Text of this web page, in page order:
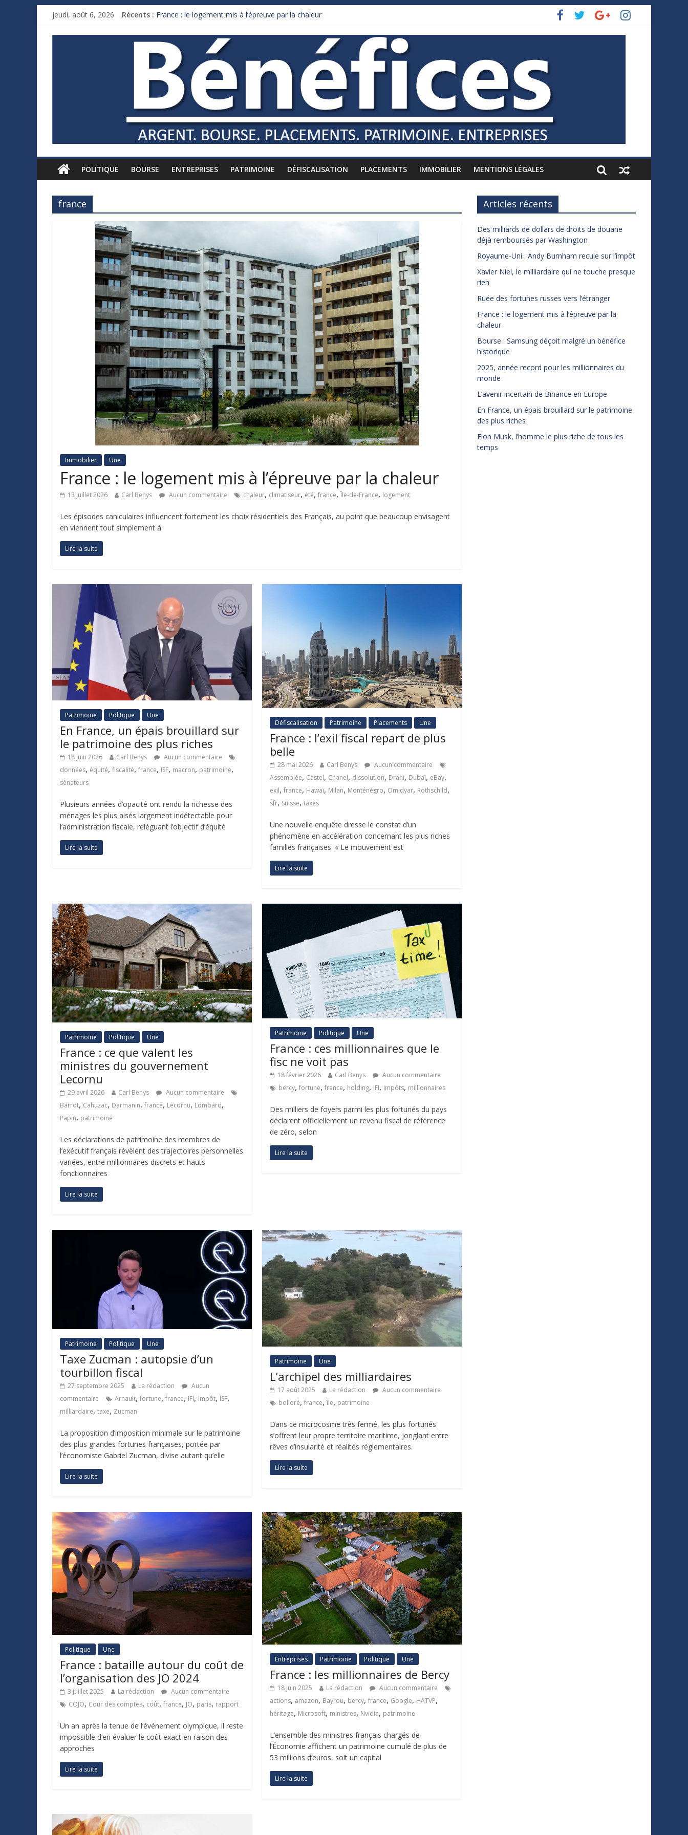
jeudi, août 6, 2026 Récents : France : le logement mis à l’épreuve par la chaleur
Royaume-Uni : Andy Burnham recule sur l’impôt
Xavier Niel, le milliardaire qui ne touche presque rien
Ruée des fortunes russes vers l’étranger
POLITIQUE BOURSE ENTREPRISES PATRIMOINE DÉFISCALISATION PLACEMENTS IMMOBILIER MENTIONS LÉGALES
france
Immobilier Une
France : le logement mis à l’épreuve par la chaleur
13 juillet 2026 Carl Benys Aucun commentaire chaleur, climatiseur, été, france,Île-de-France, logement
Les épisodes caniculaires influencent fortement les choix résidentiels des Français, au point que beaucoup envisagent
en viennent tout simplement à
Lire la suite
Patrimoine Politique Une
En France, un épais brouillard sur
le patrimoine des plus riches
18 juin 2026 Carl Benys
Aucun commentaire
données, équité, fiscalité, france, ISF, macron, patrimoine,
sénateurs
Plusieurs années d’opacité ont rendu la richesse des
ménages les plus aisés largement indétectable pour
l’administration fiscale, reléguant l’objectif d’équité
Lire la suite
Défiscalisation Patrimoine Placements Une
France : l’exil fiscal repart de plus
belle
28 mai 2026 Carl Benys
Aucun commentaire
Assemblée, Castel, Chanel, dissolution, Drahi, Dubaï, eBay,
exil,france, Hawaï, Milan, Monténégro, Omidyar, Rothschild,
sfr, Suisse,taxes
Une nouvelle enquête dresse le constat d’un
phénomène en accélération concernant les plus riches
familles françaises. « Le mouvement est
Lire la suite
Patrimoine Politique Une
France : ce que valent les
ministres du gouvernement
Lecornu
29 avril 2026 Carl Benys
Aucun commentaire
Barrot, Cahuzac, Darmanin, france, Lecornu, Lombard,
Papin, patrimoine
Les déclarations de patrimoine des membres de
l’exécutif français révèlent des trajectoires personnelles
variées, entre millionnaires discrets et hauts
fonctionnaires
Lire la suite
Patrimoine Politique Une
France : ces millionnaires que le
fisc ne voit pas
18 février 2026 Carl Benys
Aucun commentaire
bercy,fortune,france, holding, IFI, impôts, millionnaires
Des milliers de foyers parmi les plus fortunés du pays
déclarent officiellement un revenu fiscal de référence
de zéro, selon
Lire la suite
Patrimoine Politique Une
Taxe Zucman : autopsie d’un
tourbillon fiscal
27 septembre 2025 La rédaction
Aucun
commentaire
Arnault, fortune, france, IFI, impôt, ISF,
milliardaire, taxe, Zucman
La proposition d’imposition minimale sur le patrimoine
des plus grandes fortunes françaises, portée par
l’économiste Gabriel Zucman, divise autant qu’elle
Lire la suite
Patrimoine Une
L’archipel des milliardaires
17 août 2025 La rédaction
Aucun commentaire
bolloré,france,île, patrimoine
Dans ce microcosme très fermé, les plus fortunés
s’offrent leur propre territoire maritime, jonglant entre
rêves d’insularité et réalités réglementaires.
Lire la suite
Politique Une
France : bataille autour du coût de
l’organisation des JO 2024
3 juillet 2025 La rédaction
Aucun commentaire
COJO, Cour des comptes, coût, france, JO, paris, rapport
Un an après la tenue de l’événement olympique, il reste
impossible d’en évaluer le coût exact en raison des
approches
Lire la suite
Entreprises Patrimoine Politique Une
France : les millionnaires de Bercy
18 juin 2025 La rédaction
Aucun commentaire
actions, amazon, Bayrou, bercy,france, Google, HATVP,
héritage, Microsoft, ministres, Nvidia, patrimoine
L’ensemble des ministres français chargés de
l’Économie affichent un patrimoine cumulé de plus de
53 millions d’euros, soit un capital
Lire la suite
Articles récents
Des milliards de dollars de droits de douane
déjà remboursés par Washington
Royaume-Uni : Andy Burnham recule sur l’impôt
Xavier Niel, le milliardaire qui ne touche presque
rien
Ruée des fortunes russes vers l’étranger
France : le logement mis à l’épreuve par la
chaleur
Bourse : Samsung déçoit malgré un bénéfice
historique
2025, année record pour les millionnaires du
monde
L’avenir incertain de Binance en Europe
En France, un épais brouillard sur le patrimoine
des plus riches
Elon Musk, l’homme le plus riche de tous les
temps